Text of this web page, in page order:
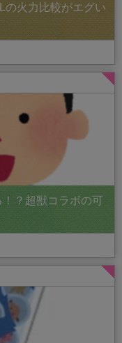
の火力比較がエグい
？超獣コラボの可